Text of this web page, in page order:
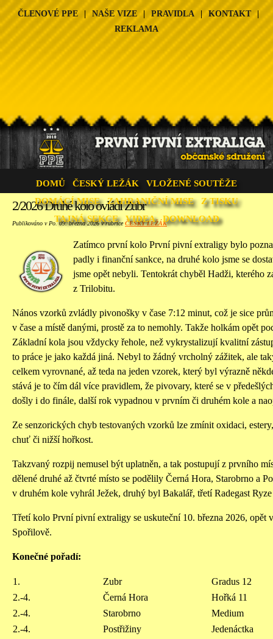
ČLENOVÉ PPE | NAŠE VIZE | PRAVIDLA | KONTAKT |
REKLAMA
DOMŮ ČESKÝ LEŽÁK
VLOŽENÉ SOUTĚŽE
DOMÁCÍ MISE
ZAHRANIČNÍ MISE
Z TISKU
TAJNÁ SEKCE
VIDEA DOWNLOAD
2/2026 Druhé kolo ovládl Zubr
Publikováno v Po. 09. března 2026 v rubriceČESKÝ LEŽÁK
Zatímco první kolo První pivní extraligy bylo
padly i finanční sankce, na druhé kolo jsme se
jsme opět nebyli. Tentokrát chyběl Hadži, kterého
z Trilobitu.
Nános vzorků zvládly pivonošky v čase 7:12 minut, což je sice
v čase a místě danými, prostě za to nemohly. Takže holkám opět
Základní kola jsou vždycky řehole, než vykrystalizují kvalitní
to práce je jako každá jiná. Nebyl to žádný vrcholný zážitek, ale
celkem vyrovnané, až teda na jeden vzorek, který byl výrazně
stává je to čím dál více pravidlem, že pivovary, které se v
došly i do finále, další rok vypadnou v prvním či druhém kole a
Ze senzorických chyb testovaných vzorků lze zmínit oxidaci,
chuť či nižší hořkost.
Takzvaný rozpij nemusel být uplatněn, a tak postupují z prvního
dělené druhé až čtvrté místo se podělily Černá Hora, Starobrno a
v druhém kole vyhrál Ježek, druhý byl Bakalář, třetí Radegast
Třetí kolo První pivní extraligy se uskuteční 10. března 2026, opět
Spořilově.
Konečné pořadí:
1. Zubr
Gradus 12
2.-4.
Černá Hora
Hořká 11
2.-4.
Starobrno
Medium
2.-4.
Postřižiny
Jedenáctka